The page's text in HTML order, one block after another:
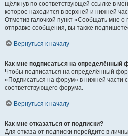
щёлкнув по соответствующей ссылке в
которое находится в верхней и нижней
Отметив галочкой пункт «Сообщать мне о
отправке сообщения, вы также
Вернуться к началу
Как мне подписаться на определённый
Чтобы подписаться на определённый
«Подписаться на форум» в нижней части
соответствующего форума.
Вернуться к началу
Как мне отказаться от подписки?
Для отказа от подписки перейдите в